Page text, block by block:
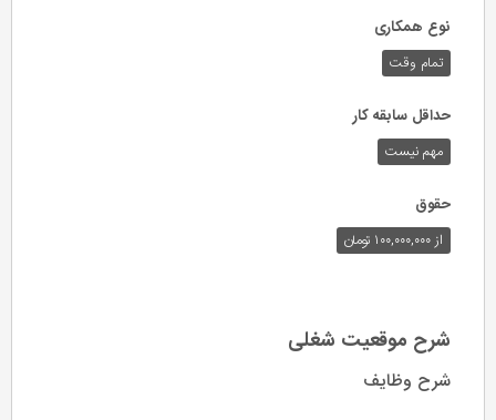
نوع همکاری
تمام وقت
حداقل سابقه کار
مهم نیست
حقوق
از ۱۰۰,۰۰۰,۰۰۰ تومان
شرح موقعیت شغلی
شرح وظایف